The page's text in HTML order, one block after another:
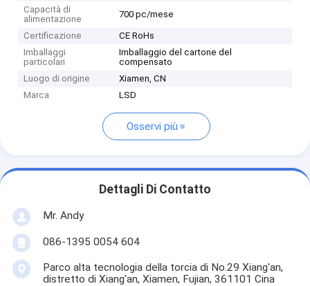
Capacità di
alimentazione
700 pc/mese
Certificazione
CE RoHs
Imballaggi
particolari
Imballaggio del cartone del
compensato
Luogo di origine
Xiamen, CN
Marca
LSD
Osservi più
Dettagli Di Contatto
Mr. Andy
086-1395 0054 604
Parco alta tecnologia della torcia di No.29 Xiang'an,
distretto di Xiang'an, Xiamen, Fujian, 361101 Cina